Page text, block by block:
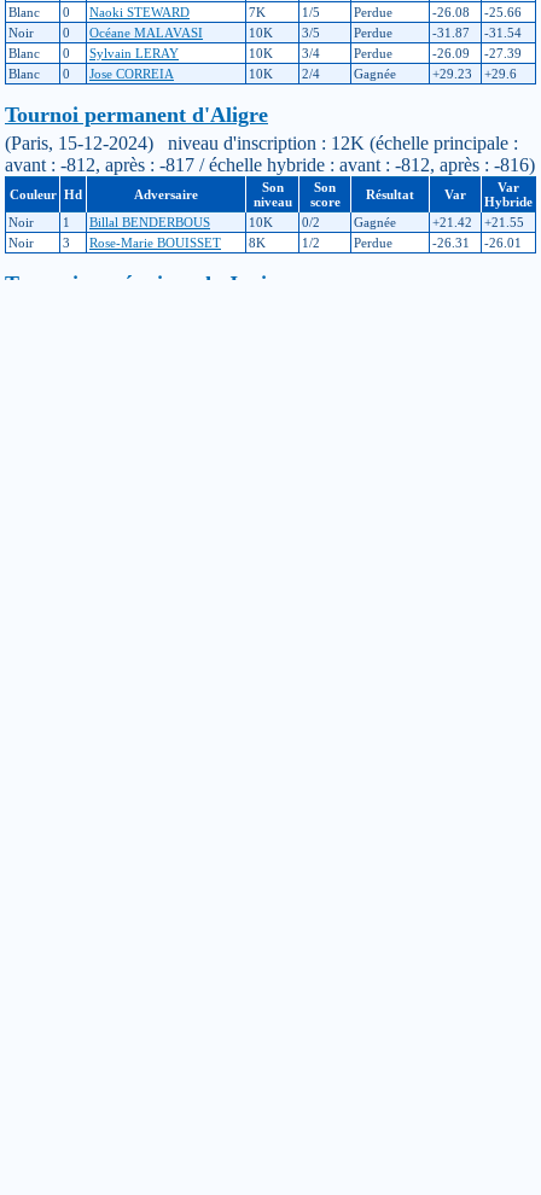
Blanc
0 Naoki STEWARD 7K 1/5 Perdue -26.08
-25.66
Noir
0 Océane MALAVASI 10K 3/5 Perdue -31.87
-31.54
Blanc
0 Sylvain LERAY 10K 3/4 Perdue -26.09
-27.39
Blanc
0 Jose CORREIA 10K 2/4 Gagnée +29.23 +29.6
Tournoi permanent d'Aligre
(Paris, 15-12-2024) niveau d'inscription : 12K (échelle principale :
avant : -812, après : -817 / échelle hybride : avant : -812, après : -816)
Couleur Hd Adversaire
Son
niveau
Son
score
Résultat Var
Var
Hybride
Noir
1 Billal BENDERBOUS 10K 0/2 Gagnée +21.42
+21.55
Noir
3 Rose-Marie BOUISSET 8K 1/2 Perdue -26.31 -26.01
Tournoi par équipes de Juvisy